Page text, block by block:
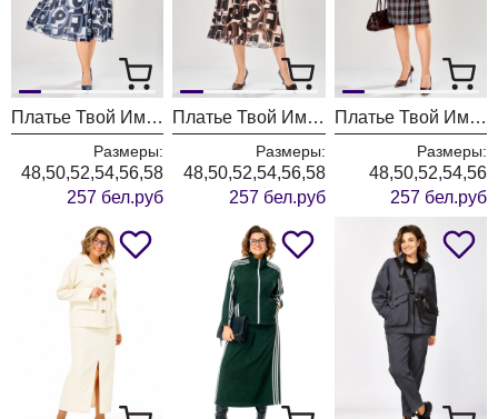
Платье Твой Имидж 2463 серо-голубой с принтом
Размеры:
48,50,52,54,56,58
257 бел.руб
Платье Твой Имидж 2462 пудровый с принтом
Размеры:
48,50,52,54,56,58
257 бел.руб
Платье Твой Имидж 2413 шоколадный в клетку
Размеры:
48,50,52,54,56
257 бел.руб